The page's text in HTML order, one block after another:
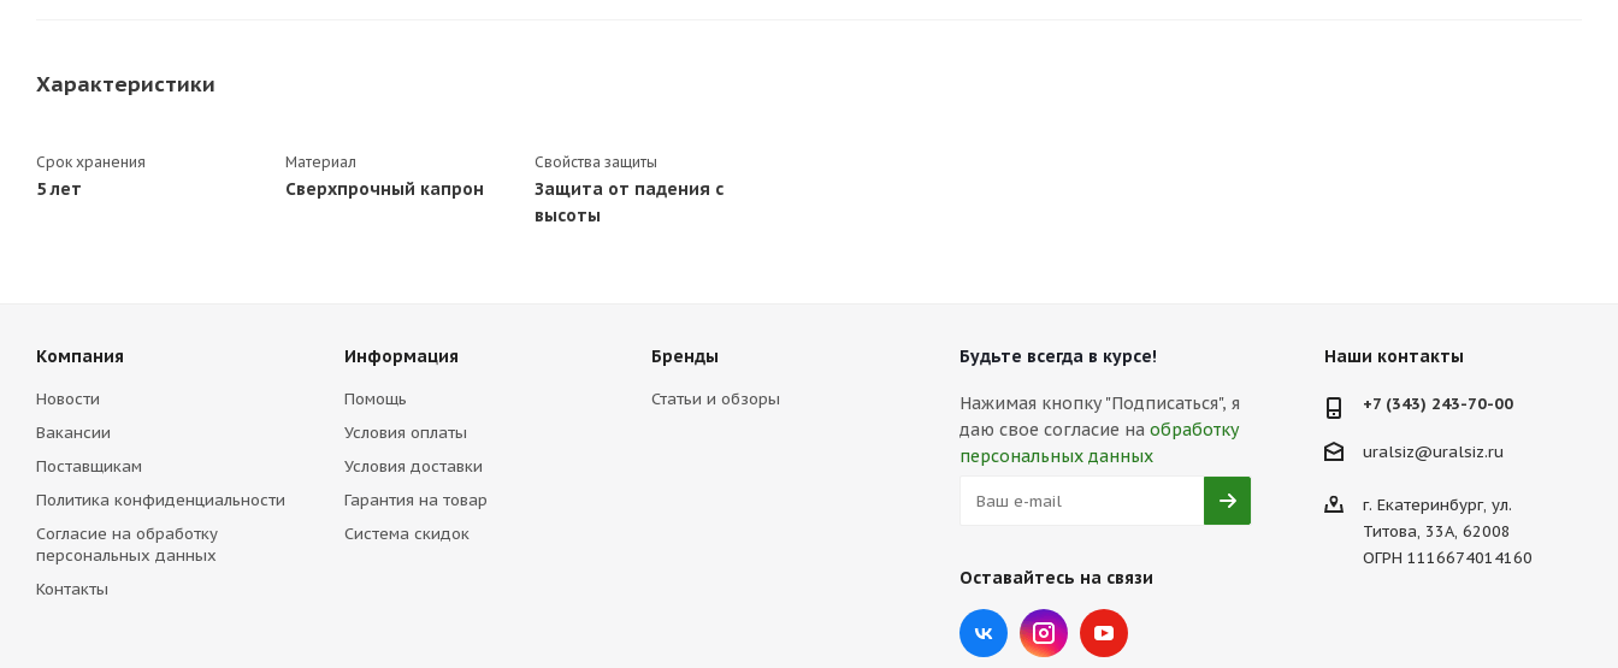
Характеристики
Срок хранения
5 лет
Материал
Сверхпрочный капрон
Свойства защиты
Защита от падения с
высоты
Компания
Новости
Вакансии
Поставщикам
Политика конфиденциальности
Согласие на обработку
персональных данных
Контакты
Информация
Помощь
Условия оплаты
Условия доставки
Гарантия на товар
Система скидок
Бренды
Статьи и обзоры
Будьте всегда в курсе!
Нажимая кнопку "Подписаться", я
даю свое согласие на обработку
персональных данных
Оставайтесь на связи
Наши контакты
+7 (343) 243-70-00
uralsiz@uralsiz.ru
г. Екатеринбург, ул.
Титова, 33А, 62008
ОГРН 1116674014160